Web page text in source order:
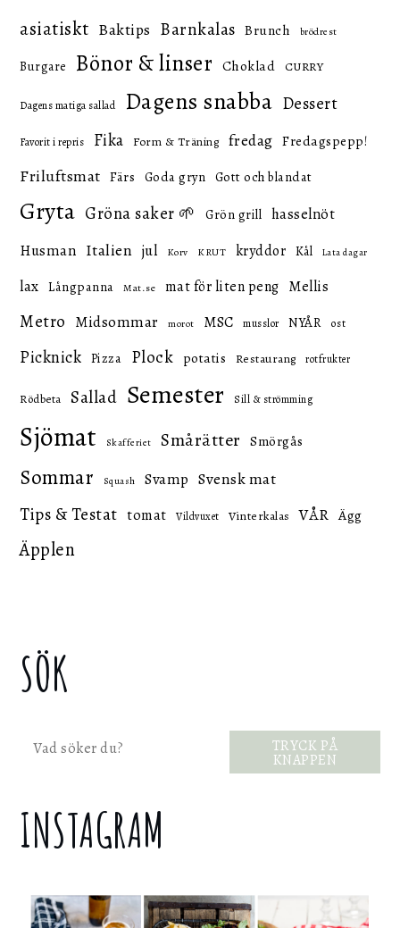
asiatiskt Baktips Barnkalas Brunch brödrest
Burgare Bönor & linser Choklad CURRY
Dagens matiga sallad Dagens snabba Dessert
Favorit i repris Fika Form & Träning fredag Fredagspepp!
Friluftsmat Färs Goda gryn Gott och blandat
Gryta Gröna saker 🌱 Grön grill hasselnöt
Husman Italien jul Korv KRUT kryddor Kål Lata dagar
lax Långpanna Mat.se mat för liten peng Mellis
Metro Midsommar morot MSC musslor NYÅR ost
Picknick Pizza Plock potatis Restaurang rotfrukter
Rödbeta Sallad Semester Sill & strömming
Sjömat Skafferiet Smårätter Smörgås
Sommar Squash Svamp Svensk mat
Tips & Testat tomat Vildvuxet Vinterkalas VÅR Ägg
Äpplen
SÖK
Sök TRYCK PÅ
KNAPPEN
INSTAGRAM